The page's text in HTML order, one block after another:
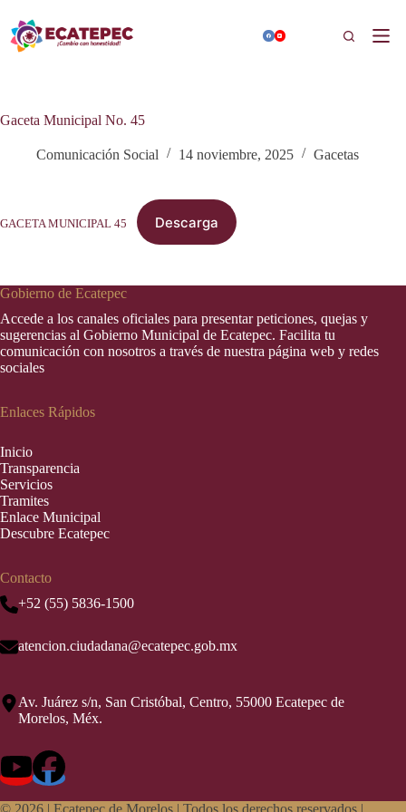
contenido
Buscar
Gaceta Municipal No. 45
Comunicación Social 14 noviembre, 2025 Gacetas
GACETA MUNICIPAL 45 Descarga
Gobierno de Ecatepec
Accede a los canales oficiales para presentar peticiones, quejas y
sugerencias al Gobierno Municipal de Ecatepec. Facilita tu
comunicación con nosotros a través de nuestra página web y redes
sociales
Enlaces Rápidos
Inicio
Transparencia
Servicios
Tramites
Enlace Municipal
Descubre Ecatepec
Contacto
+52 (55) 5836-1500
atencion.ciudadana@ecatepec.gob.mx
Av. Juárez s/n, San Cristóbal, Centro, 55000 Ecatepec de
Morelos, Méx.
© 2026 | Ecatepec de Morelos | Todos los derechos reservados |